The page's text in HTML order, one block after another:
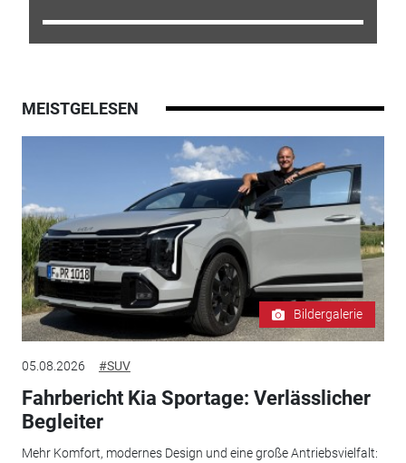
MEISTGELESEN
Bildergalerie
05.08.2026 #SUV
Fahrbericht Kia Sportage: Verlässlicher
Begleiter
Mehr Komfort, modernes Design und eine große Antriebsvielfalt: